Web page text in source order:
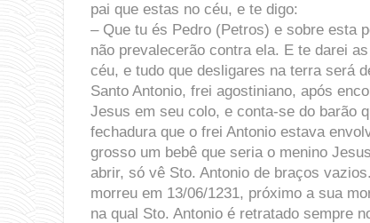
pai que estas no céu, e te digo:
– Que tu és Pedro (Petros) e sobre esta
não prevalecerão contra ela. E te darei
céu, e tudo que desligares na terra será
Santo Antonio, frei agostiniano, após
Jesus em seu colo, e conta-se do barão
fechadura que o frei Antonio estava
grosso um bebê que seria o menino
abrir, só vê Sto. Antonio de braços
morreu em 13/06/1231, próximo a sua
na qual Sto. Antonio é retratado sempre